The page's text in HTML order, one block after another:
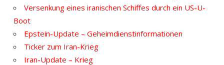
Versenkung eines iranischen Schiffes durch ein US-U-
Boot
Epstein-Update – Geheimdienstinformationen
Ticker zum Iran-Krieg
Iran-Update – Krieg